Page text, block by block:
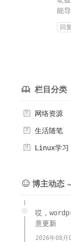
能
回复
 栏目分类
 网络资源
 生活随笔
 Linux学习
 博主动态 ~
哎，
意更新
2026年08